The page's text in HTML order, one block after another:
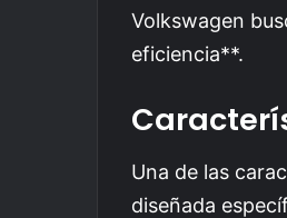
Volkswagen
eficiencia**.
Una de las
diseñada